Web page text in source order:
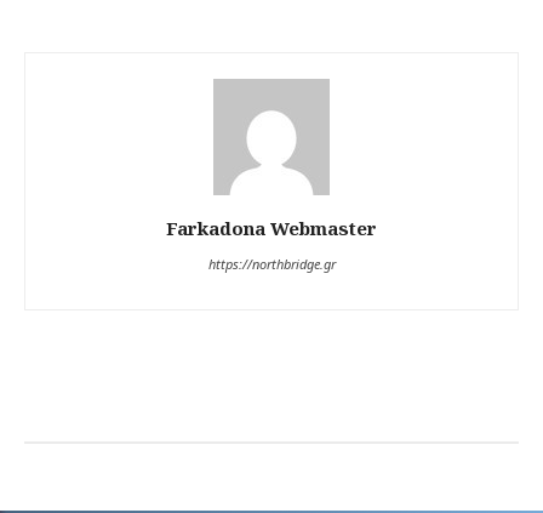
Farkadona Webmaster
https://northbridge.gr